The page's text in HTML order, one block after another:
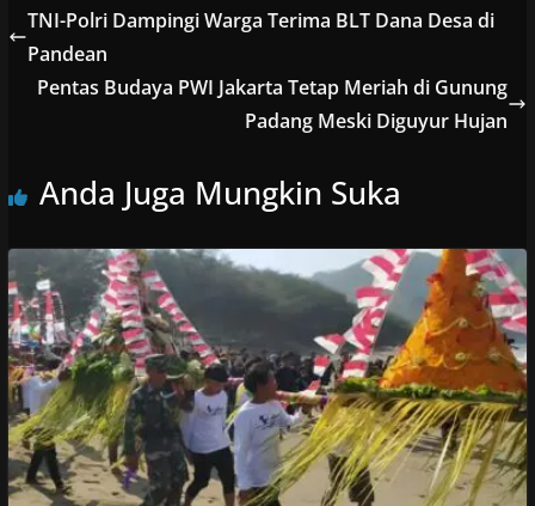
TNI-Polri Dampingi Warga Terima BLT Dana Desa di
Pandean
Pentas Budaya PWI Jakarta Tetap Meriah di Gunung
Padang Meski Diguyur Hujan
Anda Juga Mungkin Suka